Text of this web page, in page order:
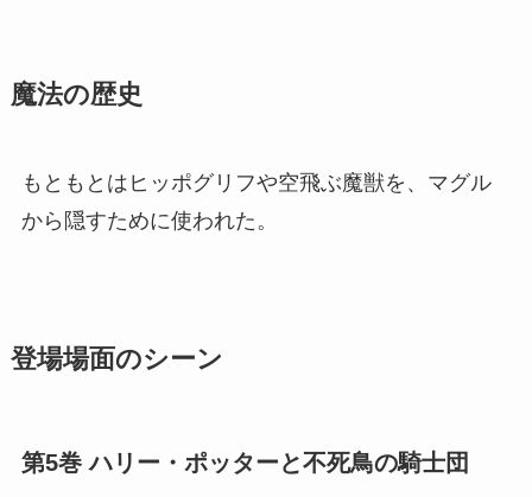
魔法の歴史
もともとはヒッポグリフや空飛ぶ魔獣を、マグル
から隠すために使われた。
登場場面のシーン
第5巻 ハリー・ポッターと不死鳥の騎士団